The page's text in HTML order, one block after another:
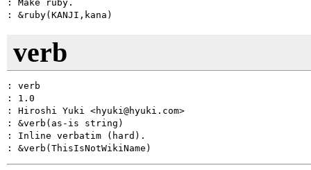
: Make ruby.
verb
: verb
: 1.0
: Hiroshi Yuki <hyuki@hyuki.com>
: &verb(as-is string)
: Inline verbatim (hard).